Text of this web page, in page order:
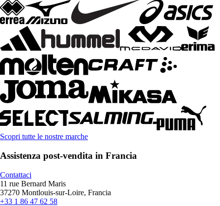
Scopri tutte le nostre marche
Assistenza post-vendita in Francia
Contattaci
11 rue Bernard Maris
37270 Montlouis-sur-Loire, Francia
+33 1 86 47 62 58